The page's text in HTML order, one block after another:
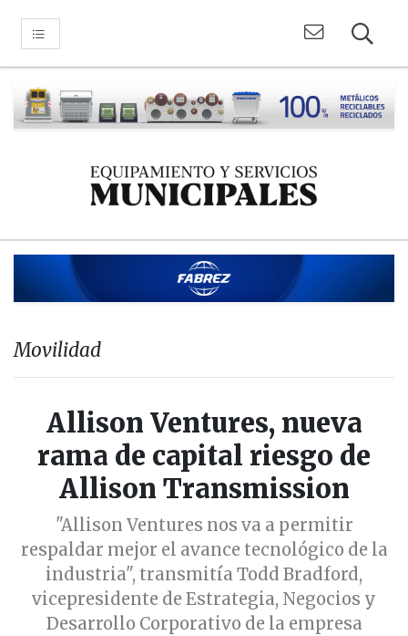
Movilidad
Allison Ventures, nueva
rama de capital riesgo de
Allison Transmission
"Allison Ventures nos va a permitir
respaldar mejor el avance tecnológico de la
industria", transmitía Todd Bradford,
vicepresidente de Estrategia, Negocios y
Desarrollo Corporativo de la empresa